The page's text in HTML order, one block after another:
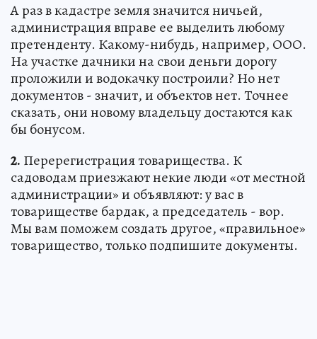
А раз в кадастре земля значится ничьей,
администрация вправе ее выделить любому
претенденту. Какому-нибудь, например, ООО.
На участке дачники на свои деньги дорогу
проложили и водокачку построили? Но нет
документов - значит, и объектов нет. Точнее
сказать, они новому владельцу достаются как
бы бонусом.
2. Перерегистрация товарищества. К
садоводам приезжают некие люди «от местной
администрации» и объявляют: у вас в
товариществе бардак, а председатель - вор.
Мы вам поможем создать другое, «правильное»
товарищество, только подпишите документы.